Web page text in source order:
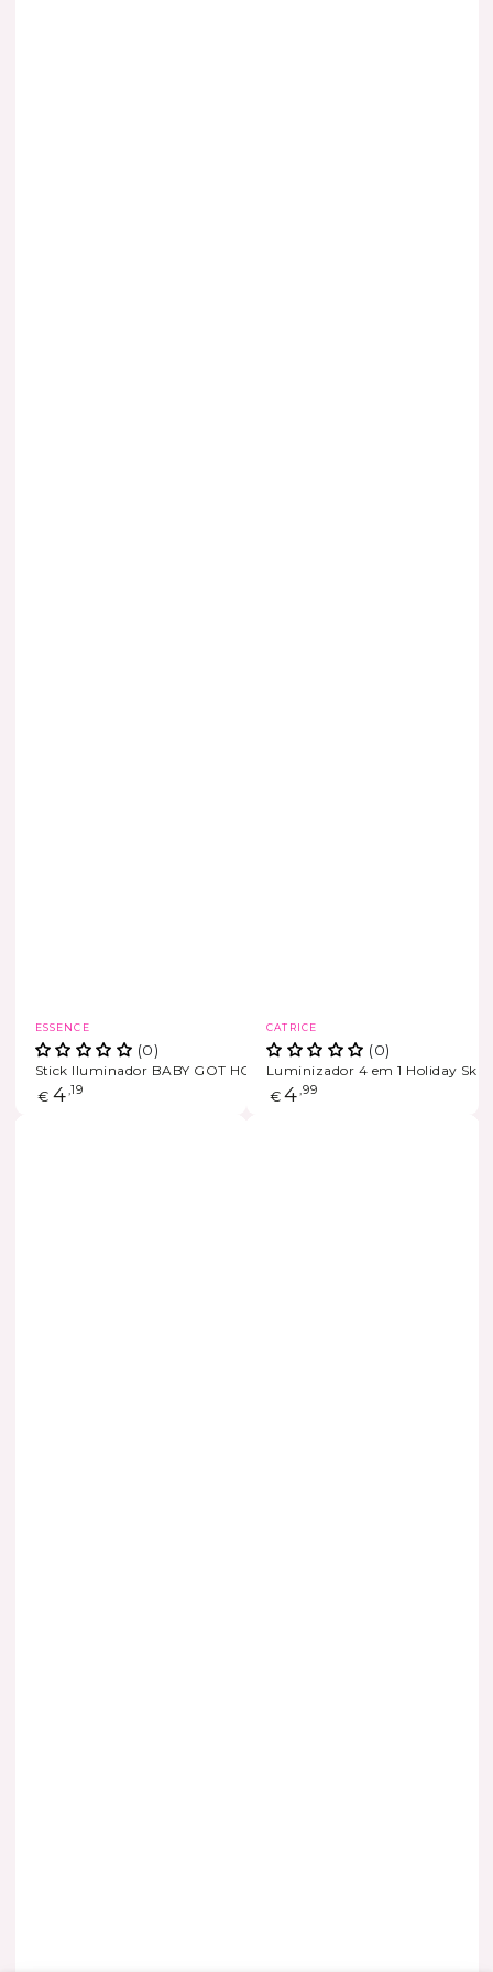
Marca
ESSENCE
(0)
Stick Iluminador BABY GOT HOLO GLOW
Preço
€ 4,19
Marca
CATRICE
(0)
Luminizador 4 em 1 Holiday Skin
Preço
€ 4,99